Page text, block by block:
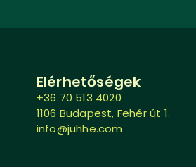
Elérhetőségek
+36 70 513 4020
1106 Budapest, Fehér út 1.
info@juhhe.com